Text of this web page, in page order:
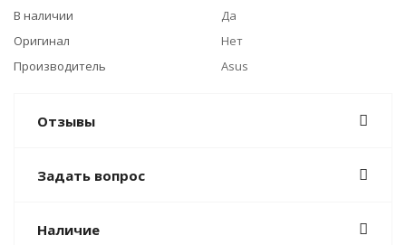
В наличии
Да
Оригинал
Нет
Производитель
Asus
Отзывы
Задать вопрос
Наличие